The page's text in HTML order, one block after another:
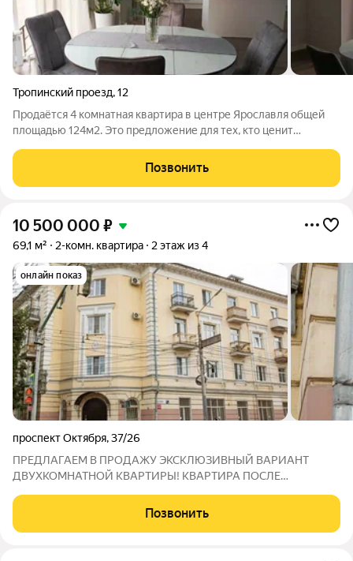
Тропинский проезд,12
Продаётся 4 комнатная квартира в центре Ярославля общей
площадью 124м2. Это предложение для тех, кто ценит
выполнен из кирпича, что обеспечивает отличную тепло- и
звукоизоляцию. Здание имеет
Позвонить
10 500 000 ₽
69,1 м² 2-комн. квартира 2 этаж из 4
онлайн показ
проспект Октября,37/26
ПРЕДЛАГАЕМ В ПРОДАЖУ ЭКСКЛЮЗИВНЫЙ ВАРИАНТ
ДВУХКОМНАТНОЙ КВАРТИРЫ! КВАРТИРА ПОСЛЕ
двухкомнатная квартира, находящиеся на 2 этаже 4 этажного
жилого дома. КВАРТИРА РАСПОЛОЖЕНА - пр-т Октября, д.
Позвонить